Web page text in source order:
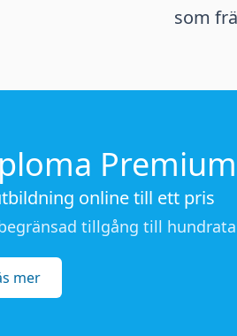
som
Premium
online till ett pris
tillgång till
mer